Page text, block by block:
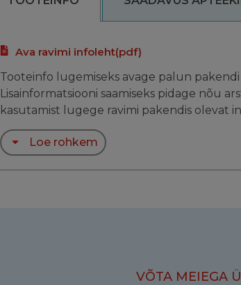
Ava ravimi infoleht(pdf)
Tooteinfo lugemiseks avage palun
Lisainformatsiooni saamiseks pidage nõu
kasutamist lugege ravimi pakendis olevat
Loe rohkem
VÕTA MEIEGA